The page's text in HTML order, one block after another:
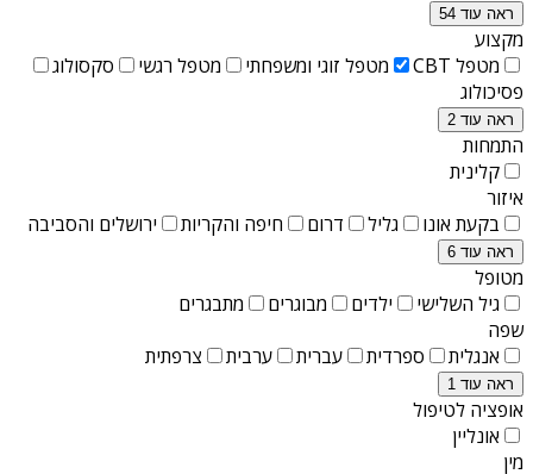
ראה עוד 54
מקצוע
מטפל CBT
מטפל זוגי ומשפחתי מטפל רגשי
סקסולוג
פסיכולוג
ראה עוד 2
התמחות
קלינית
איזור
בקעת אונו
גליל דרום חיפה והקריות ירושלים והסביבה
ראה עוד 6
מטופל
גיל השלישי
ילדים מבוגרים
מתבגרים
שפה
אנגלית
ספרדית עברית ערבית צרפתית
ראה עוד 1
אופציה לטיפול
אונליין
מין